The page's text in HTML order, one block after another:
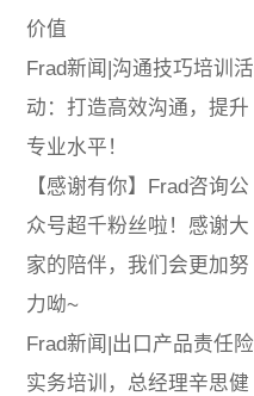
价值
Frad新闻|沟通技巧培训活
动：打造高效沟通，提升
专业水平！
【感谢有你】Frad咨询公
众号超千粉丝啦！感谢大
家的陪伴，我们会更加努
力呦~
Frad新闻|出口产品责任险
实务培训，总经理辛思健